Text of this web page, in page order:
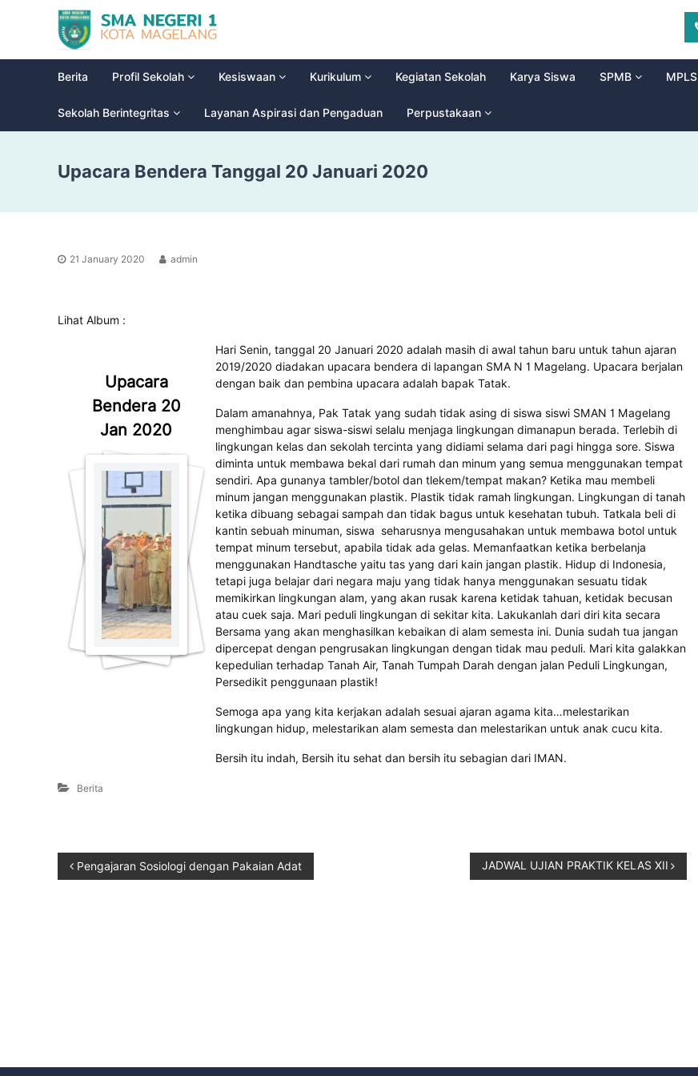
A
N
g
e
i
M
g
i
o
l
i
Berita Profil Sekolah Kesiswaan Kurikulum Kegiatan Sekolah Karya Siswa SPMB MPLS
Sekolah Berintegritas Layanan Aspirasi dan Pengaduan Perpustakaan
Upacara Bendera Tanggal 20 Januari 2020
21 January 2020 admin
Lihat Album :
Upacara
Bendera 20
Jan 2020
Hari Senin, tanggal 20 Januari 2020 adalah masih di awal tahun baru untuk tahun ajaran
2019/2020 diadakan upacara bendera di lapangan SMA N 1 Magelang. Upacara berjalan
dengan baik dan pembina upacara adalah bapak Tatak.
Dalam amanahnya, Pak Tatak yang sudah tidak asing di siswa siswi SMAN 1 Magelang
menghimbau agar siswa-siswi selalu menjaga lingkungan dimanapun berada. Terlebih di
lingkungan kelas dan sekolah tercinta yang didiami selama dari pagi hingga sore. Siswa
diminta untuk membawa bekal dari rumah dan minum yang semua menggunakan tempat
sendiri. Apa gunanya tambler/botol dan tlekem/tempat makan? Ketika mau membeli
minum jangan menggunakan plastik. Plastik tidak ramah lingkungan. Lingkungan di tanah
ketika dibuang sebagai sampah dan tidak bagus untuk kesehatan tubuh. Tatkala beli di
kantin sebuah minuman, siswa seharusnya mengusahakan untuk membawa botol untuk
tempat minum tersebut, apabila tidak ada gelas. Memanfaatkan ketika berbelanja
menggunakan Handtasche yaitu tas yang dari kain jangan plastik. Hidup di Indonesia,
tetapi juga belajar dari negara maju yang tidak hanya menggunakan sesuatu tidak
memikirkan lingkungan alam, yang akan rusak karena ketidak tahuan, ketidak becusan
atau cuek saja. Mari peduli lingkungan di sekitar kita. Lakukanlah dari diri kita secara
Bersama yang akan menghasilkan kebaikan di alam semesta ini. Dunia sudah tua jangan
dipercepat dengan pengrusakan lingkungan dengan tidak mau peduli. Mari kita galakkan
kepedulian terhadap Tanah Air, Tanah Tumpah Darah dengan jalan Peduli Lingkungan,
Persedikit penggunaan plastik!
Semoga apa yang kita kerjakan adalah sesuai ajaran agama kita…melestarikan
lingkungan hidup, melestarikan alam semesta dan melestarikan untuk anak cucu kita.
Bersih itu indah, Bersih itu sehat dan bersih itu sebagian dari IMAN.
Berita
Pengajaran Sosiologi dengan Pakaian Adat JADWAL UJIAN PRAKTIK KELAS XII